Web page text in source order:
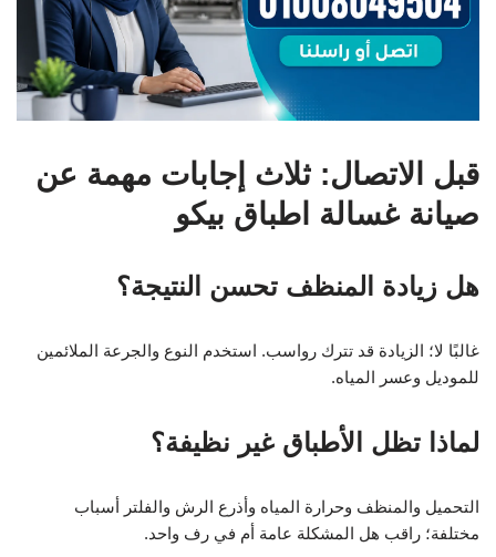
قبل الاتصال: ثلاث إجابات مهمة عن
صيانة غسالة اطباق بيكو
هل زيادة المنظف تحسن النتيجة؟
غالبًا لا؛ الزيادة قد تترك رواسب. استخدم النوع والجرعة الملائمين
للموديل وعسر المياه.
لماذا تظل الأطباق غير نظيفة؟
التحميل والمنظف وحرارة المياه وأذرع الرش والفلتر أسباب
مختلفة؛ راقب هل المشكلة عامة أم في رف واحد.